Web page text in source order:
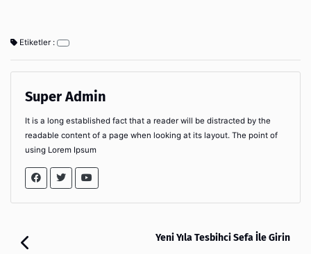
Etiketler :
Super Admin
It is a long established fact that a reader will be distracted by the
readable content of a page when looking at its layout. The point of
using Lorem Ipsum
Yeni Yıla Tesbihci Sefa İle Girin